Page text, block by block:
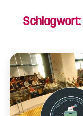
Schlagwort: